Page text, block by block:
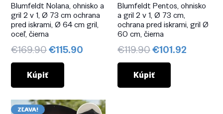
Blumfeldt Nolana, ohnisko a
gril 2 v 1, Ø 73 cm ochrana
pred iskrami, Ø 64 cm gril,
oceľ, čierna
€169.90Pôvodná
cena
€169.90.
€115.90 Aktuálna
€115.90.
Kúpiť
Blumfeldt Pentos, ohnisko
a gril 2 v 1, Ø 73 cm,
ochrana pred iskrami, gril Ø
60 cm, čierna
€119.90Pôvodná
cena
bola:
€119.90.
€101.92
Kúpiť
ZĽAVA!